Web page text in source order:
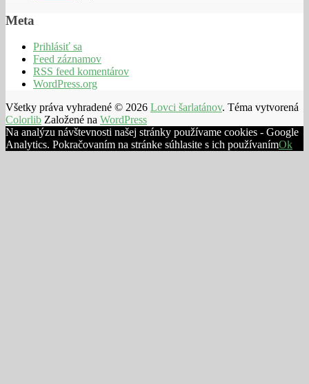
Meta
Prihlásiť sa
Feed záznamov
RSS feed komentárov
WordPress.org
Všetky práva vyhradené © 2026 Lovci šarlatánov. Téma vytvorená
Colorlib Založené na WordPress
Na analýzu návštevnosti našej stránky používame cookies - Google
Analytics. Pokračovaním na stránke súhlasite s ich používanímOk